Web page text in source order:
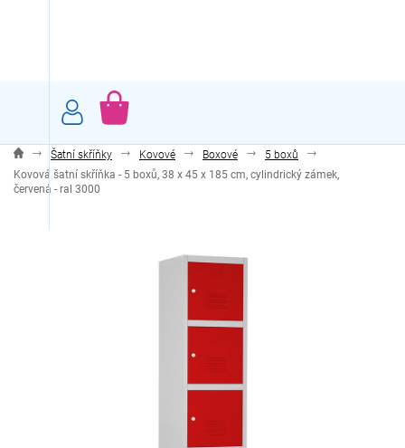
NÁKUPNÍ
Šatní skříňky Kovové Boxové
5 boxů
Kovová šatní skříňka - 5 boxů, 38 x 45 x 185 cm, cylindrický zámek,
červená - ral 3000